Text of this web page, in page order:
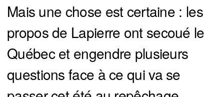
Mais une chose est certaine : les
propos de Lapierre ont secoué le
Québec et engendre plusieurs
questions face à ce qui va se